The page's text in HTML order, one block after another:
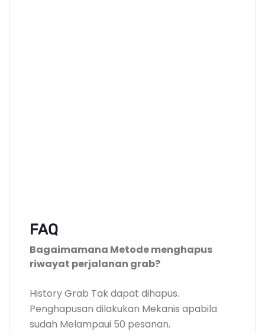
FAQ
Bagaimamana Metode menghapus
riwayat perjalanan grab?
History Grab Tak dapat dihapus.
Penghapusan dilakukan Mekanis apabila
sudah Melampaui 50 pesanan.